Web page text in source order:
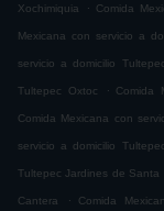
Xochimiquia . Comida
Mexicana con servicio a
servicio a domicilio
Tultepec Oxtoc . Comida
Comida Mexicana con
servicio a domicilio
Tultepec Jardines de Santa
Cantera . Comida